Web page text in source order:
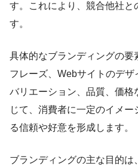
す。これにより、競合他社と
す。
具体的なブランディングの
フレーズ、Webサイトのデ
バリエーション、品質、価格
じて、消費者に一定のイメ
る信頼や好意を形成します。
ブランディングの主な目的